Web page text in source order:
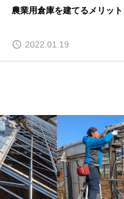
農業用倉庫を建てるメリット
2022.01.19